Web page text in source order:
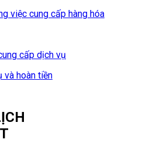
việc cung cấp hàng hóa
cấp dịch vụ
và hoàn tiền